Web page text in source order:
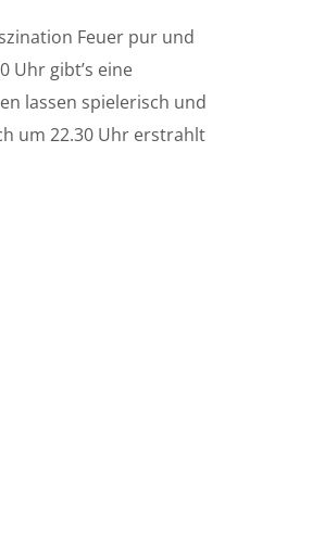
Feuer pur und
Uhr gibt’s eine
lassen spielerisch und
um 22.30 Uhr erstrahlt